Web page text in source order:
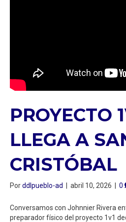
PROYECTO
LLEGA A
CRISTÓBAL
Porddlpueblo-ad abril 10, 2026 0
Conversamos con Johnnier Rivera
preparador físico del proyecto 1v1